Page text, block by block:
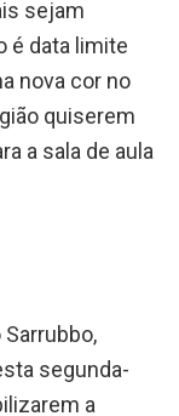
data limite
nova cor no
quiserem
a sala de aula
segunda-
a
por